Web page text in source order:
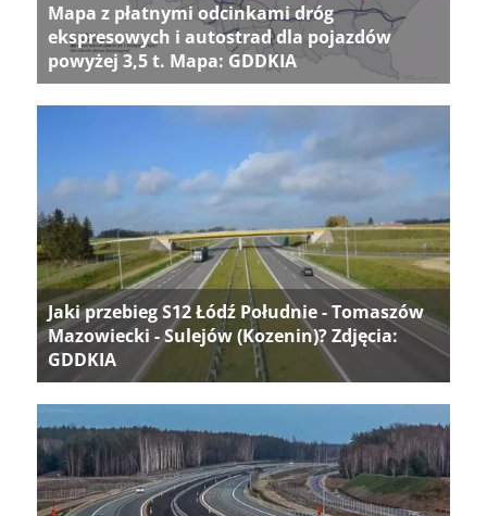
Mapa z płatnymi odcinkami dróg
ekspresowych i autostrad dla pojazdów
powyżej 3,5 t. Mapa: GDDKIA
Jaki przebieg S12 Łódź Południe - Tomaszów
Mazowiecki - Sulejów (Kozenin)? Zdjęcia:
GDDKIA